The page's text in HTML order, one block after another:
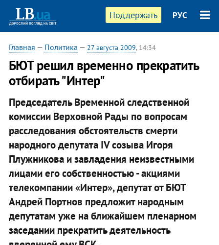
Поддержать РУС
Главная — Политика — 27 августа 2009, 14:34
БЮТ решил временно прекратить
отбирать "Интер"
Председатель Временной следственной
комиссии Верховной Рады по вопросам
расследования обстоятельств смерти
народного депутата IV созыва Игоря
Плужникова и завладения неизвестными
лицами его собственностью - акциями
телекомпании «Интер», депутат от БЮТ
Андрей Портнов предложит народным
депутатам уже на ближайшем пленарном
заседании прекратить деятельность